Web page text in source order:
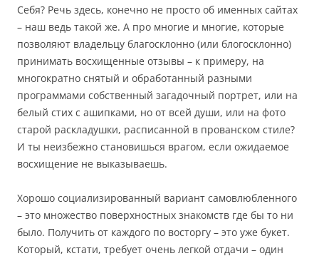
Себя? Речь здесь, конечно не просто об именных сайтах
– наш ведь такой же. А про многие и многие, которые
позволяют владельцу благосклонно (или блогосклонно)
принимать восхищенные отзывы – к примеру, на
многократно снятый и обработанный разными
программами собственный загадочный портрет, или на
белый стих с ашипками, но от всей души, или на фото
старой раскладушки, расписанной в прованском стиле?
И ты неизбежно становишься врагом, если ожидаемое
восхищение не выказываешь.
Хорошо социализированный вариант самовлюбленного
– это множество поверхностных знакомств где бы то ни
было. Получить от каждого по восторгу – это уже букет.
Который, кстати, требует очень легкой отдачи – один